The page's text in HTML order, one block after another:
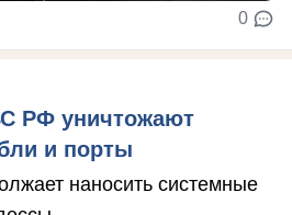
0
РФ уничтожают
и порты
наносить системные